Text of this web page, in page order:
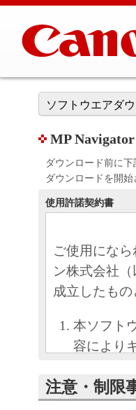
ソフトウエアダ
MP Navigator
ダウンロード前に
ダウンロードを開
使用許諾契約書
ご使用にな
ン株式会社
成立したもの
本ソフト
容により
キヤノン
注意・制限